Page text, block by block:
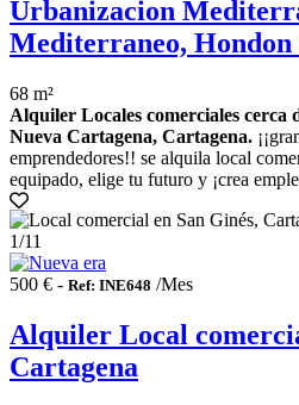
Urbanizacion
Mediterraneo, Hondon
68 m²
Alquiler Locales comerciales cerca
Nueva Cartagena, Cartagena.
emprendedores!! se alquila local
equipado, elige tu futuro y ¡crea
1/11
500 € - Ref: INE648 /Mes
Alquiler Local
Cartagena